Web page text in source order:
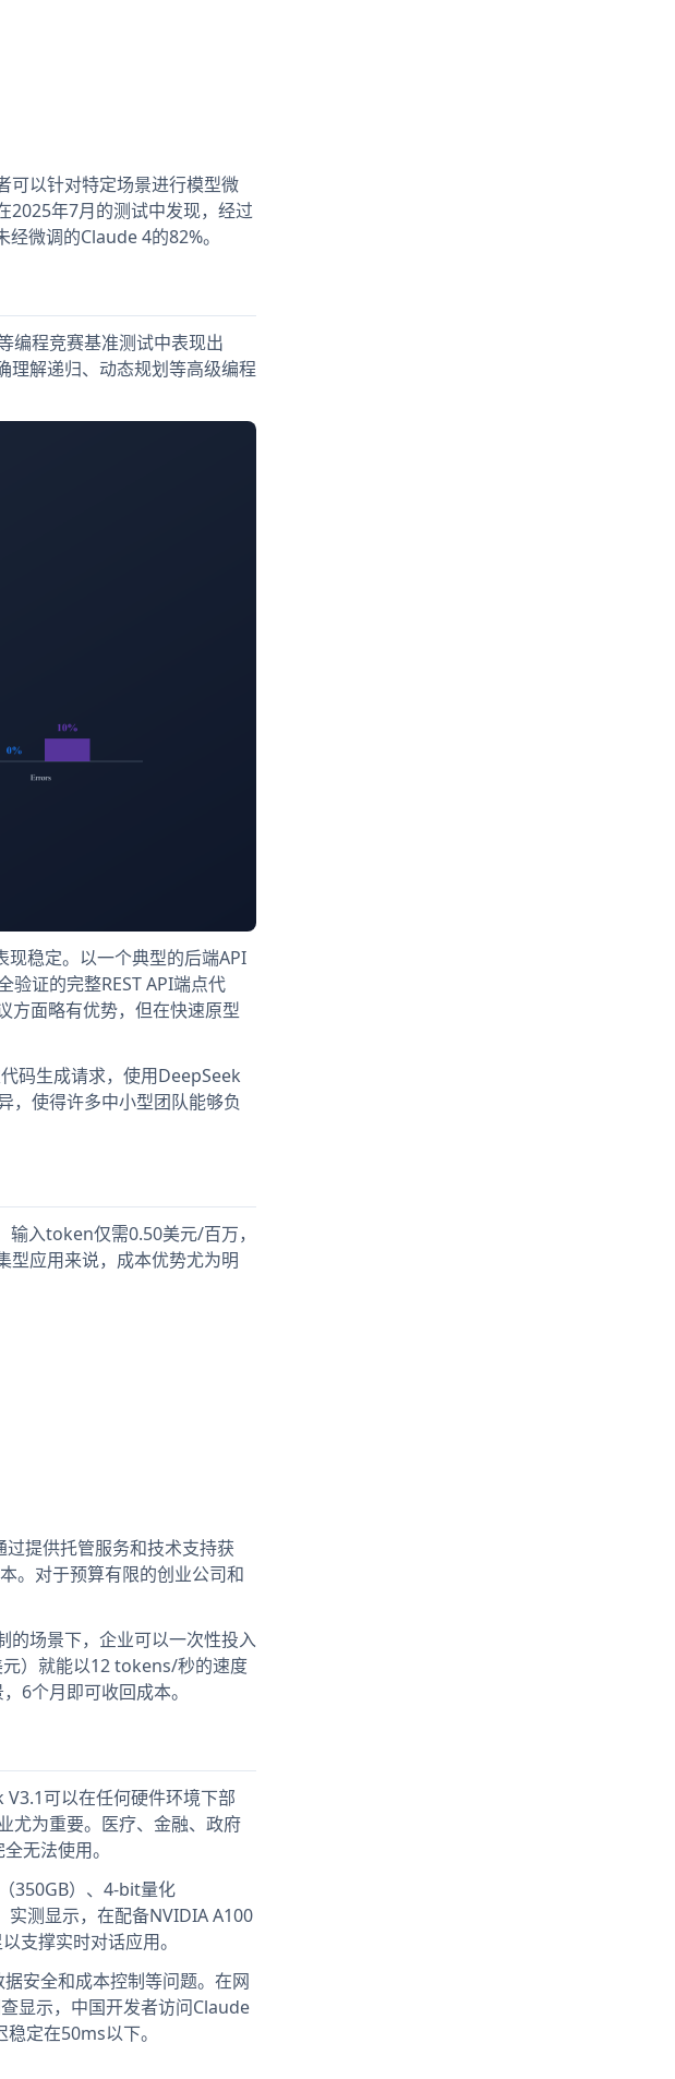
可以针对特定场景进行模型微
2025年7月的测试中发现，经过
微调的Claude 4的82%。
编程竞赛基准测试中表现出
理解递归、动态规划等高级编程
稳定。以一个典型的后端API
证的完整REST API端点代
方面略有优势，但在快速原型
码生成请求，使用DeepSeek
，使得许多中小型团队能够负
入token仅需0.50美元/百万，
应用来说，成本优势尤为明
提供托管服务和技术支持获
。对于预算有限的创业公司和
的场景下，企业可以一次性投入
）就能以12 tokens/秒的速度
6个月即可收回成本。
可以在任何硬件环境下部
尤为重要。医疗、金融、政府
无法使用。
350GB）、4-bit量化
实测显示，在配备NVIDIA A100
支撑实时对话应用。
安全和成本控制等问题。在网
显示，中国开发者访问Claude
定在50ms以下。